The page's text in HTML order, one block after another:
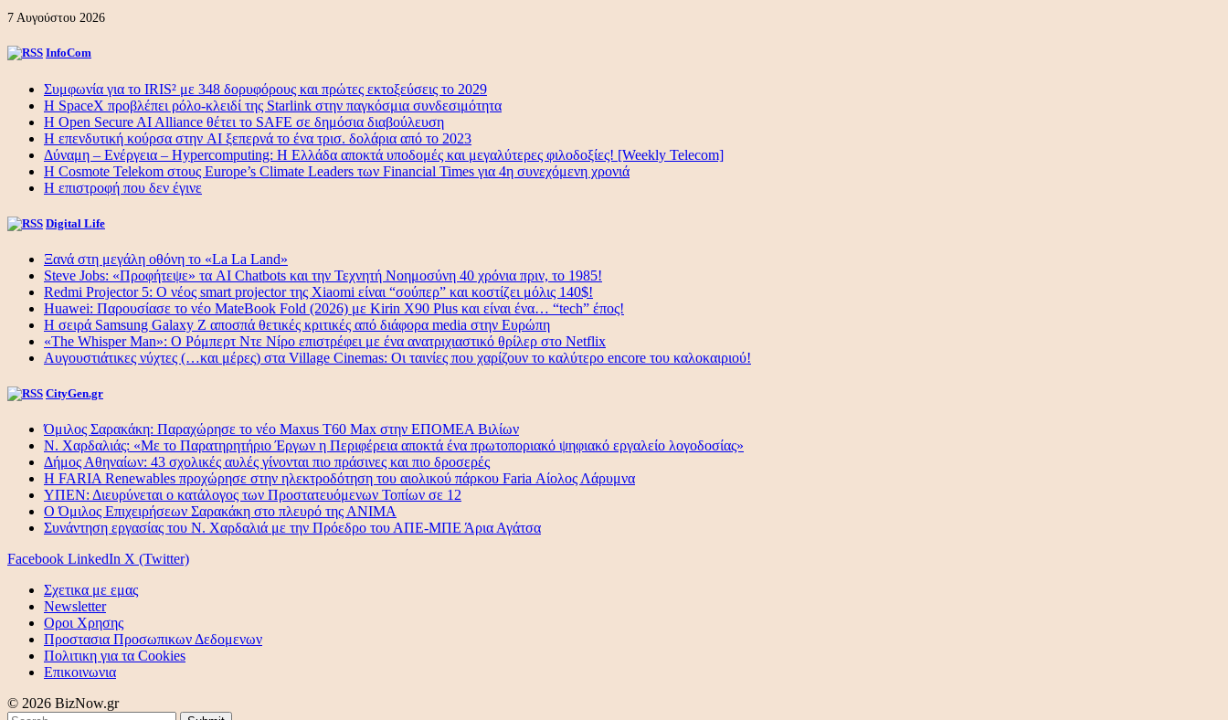
7 Αυγούστου 2026
InfoCom
Συμφωνία για το IRIS² με 348 δορυφόρους και πρώτες εκτοξεύσεις το 2029
Η SpaceX προβλέπει ρόλο-κλειδί της Starlink στην παγκόσμια συνδεσιμότητα
Η Open Secure AI Alliance θέτει το SAFE σε δημόσια διαβούλευση
Η επενδυτική κούρσα στην AI ξεπερνά το ένα τρισ. δολάρια από το 2023
Δύναμη – Ενέργεια – Ηypercomputing: Η Ελλάδα αποκτά υποδομές και μεγαλύτερες φιλοδοξίες! [Weekly Telecom]
Η Cosmote Telekom στους Europe’s Climate Leaders των Financial Times για 4η συνεχόμενη χρονιά
Η επιστροφή που δεν έγινε
Digital Life
Ξανά στη μεγάλη οθόνη το «La La Land»
Steve Jobs: «Προφήτεψε» τα AI Chatbots και την Τεχνητή Νοημοσύνη 40 χρόνια πριν, το 1985!
Redmi Projector 5: Ο νέος smart projector της Xiaomi είναι “σούπερ” και κοστίζει μόλις 140$!
Huawei: Παρουσίασε το νέο MateBook Fold (2026) με Kirin X90 Plus και είναι ένα… “tech” έπος!
Η σειρά Samsung Galaxy Z αποσπά θετικές κριτικές από διάφορα media στην Ευρώπη
«The Whisper Man»: Ο Ρόμπερτ Ντε Νίρο επιστρέφει με ένα ανατριχιαστικό θρίλερ στο Netflix
Αυγουστιάτικες νύχτες (…και μέρες) στα Village Cinemas: Οι ταινίες που χαρίζουν το καλύτερο encore του καλοκαιριού!
CityGen.gr
Όμιλος Σαρακάκη: Παραχώρησε το νέο Maxus T60 Max στην ΕΠΟΜΕΑ Βιλίων
Ν. Χαρδαλιάς: «Με το Παρατηρητήριο Έργων η Περιφέρεια αποκτά ένα πρωτοποριακό ψηφιακό εργαλείο λογοδοσίας»
Δήμος Αθηναίων: 43 σχολικές αυλές γίνονται πιο πράσινες και πιο δροσερές
Η FARIA Renewables προχώρησε στην ηλεκτροδότηση του αιολικού πάρκου Faria Αίολος Λάρυμνα
ΥΠΕΝ: Διευρύνεται ο κατάλογος των Προστατευόμενων Τοπίων σε 12
O Όμιλος Επιχειρήσεων Σαρακάκη στο πλευρό της ΑΝΙΜΑ
Συνάντηση εργασίας του Ν. Χαρδαλιά με την Πρόεδρο του ΑΠΕ-ΜΠΕ Άρια Αγάτσα
Facebook LinkedIn X (Twitter)
Σχετικα με εμας
Newsletter
Οροι Χρησης
Προστασια Προσωπικων Δεδομενων
Πολιτικη για τα Cookies
Επικοινωνια
© 2026 BizNow.gr